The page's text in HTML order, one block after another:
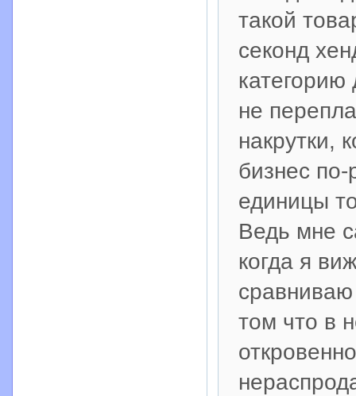
такой
секонд
категорию
не
накрутки,
бизнес
единицы
Ведь мне
когда я
сравниваю
том что в